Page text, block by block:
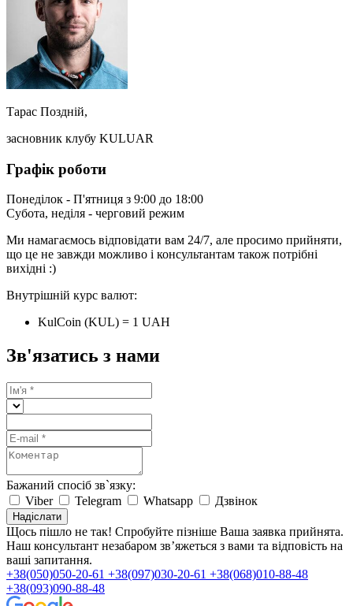
Тарас Поздній,
засновник клубу KULUAR
Графік роботи
Понеділок - П'ятниця з 9:00 до 18:00
Субота, неділя - черговий режим
Ми намагаємось відповідати вам 24/7, але просимо прийняти,
що це не завжди можливо і консультантам також потрібні
вихідні :)
Внутрішній курс валют:
KulCoin (KUL) = 1 UAH
Зв'язатись з нами
Бажаний спосіб зв`язку:
Viber
Telegram Whatsapp Дзвінок
Надіслати
Щось пішло не так! Спробуйте пізніше Ваша заявка прийнята.
Наш консультант незабаром зв’яжеться з вами та відповість на
ваші запитання.
+38(050)050-20-61 +38(097)030-20-61 +38(068)010-88-48
+38(093)090-88-48